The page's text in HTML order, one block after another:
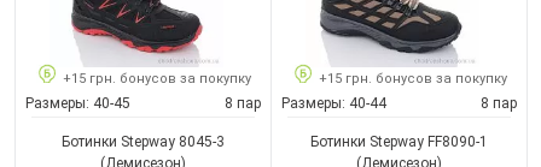
+15 грн. бонусов за покупку
Размеры: 40-45 8 пар
Ботинки Stepway 8045-3
(Демисезон)
+15 грн. бонусов за покупку
Размеры: 40-44 8 пар
Ботинки Stepway FF8090-1
(Демисезон)